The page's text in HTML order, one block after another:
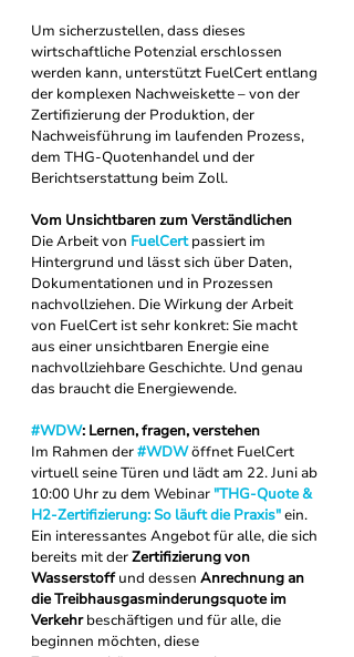
Um sicherzustellen, dass dieses
wirtschaftliche Potenzial erschlossen
werden kann, unterstützt FuelCert entlang
der komplexen Nachweiskette – von der
Zertifizierung der Produktion, der
Nachweisführung im laufenden Prozess,
dem THG-Quotenhandel und der
Berichtserstattung beim Zoll.
Vom Unsichtbaren zum Verständlichen
Die Arbeit von FuelCert passiert im
Hintergrund und lässt sich über Daten,
Dokumentationen und in Prozessen
nachvollziehen. Die Wirkung der Arbeit
von FuelCert ist sehr konkret: Sie macht
aus einer unsichtbaren Energie eine
nachvollziehbare Geschichte. Und genau
das braucht die Energiewende.
#WDW: Lernen, fragen, verstehen
Im Rahmen der #WDW öffnet FuelCert
virtuell seine Türen und lädt am 22. Juni ab
10:00 Uhr zu dem Webinar "THG-Quote &
H2-Zertifizierung: So läuft die Praxis"ein.
Ein interessantes Angebot für alle, die sich
bereits mit der Zertifizierung von
Wasserstoff und dessen Anrechnung an
die Treibhausgasminderungsquote im
Verkehr beschäftigen und für alle, die
beginnen möchten, diese